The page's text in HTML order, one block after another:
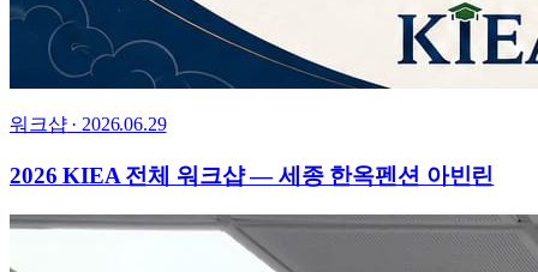
워크샵·2026.06.29
2026 KIEA 전체 워크샵 — 세종 한옥펜션 아빈린